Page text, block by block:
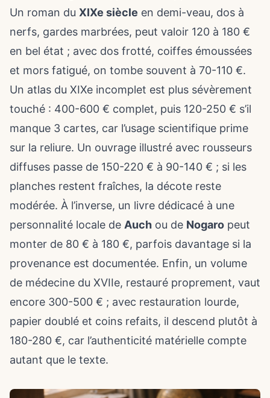
Un roman du XIXe siècle en demi-veau, dos à
nerfs, gardes marbrées, peut valoir 120 à 180 €
en bel état ; avec dos frotté, coiffes émoussées
et mors fatigué, on tombe souvent à 70-110 €.
Un atlas du XIXe incomplet est plus sévèrement
touché : 400-600 € complet, puis 120-250 € s’il
manque 3 cartes, car l’usage scientifique prime
sur la reliure. Un ouvrage illustré avec rousseurs
diffuses passe de 150-220 € à 90-140 € ; si les
planches restent fraîches, la décote reste
modérée. À l’inverse, un livre dédicacé à une
personnalité locale de Auch ou de Nogaro peut
monter de 80 € à 180 €, parfois davantage si la
provenance est documentée. Enfin, un volume
de médecine du XVIIe, restauré proprement, vaut
encore 300-500 € ; avec restauration lourde,
papier doublé et coins refaits, il descend plutôt à
180-280 €, car l’authenticité matérielle compte
autant que le texte.